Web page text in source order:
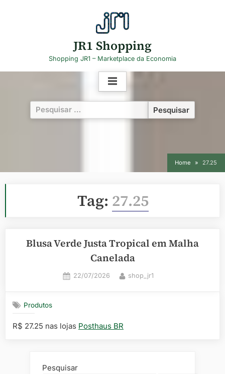
JR1 Shopping
Shopping JR1 – Marketplace da Economia
Pesquisar
por:
Home 27.25
Tag: 27.25
Blusa Verde Justa Tropical em Malha
Canelada
Posted
22/07/2026 By
shop_jr1
Produtos
R$ 27.25 nas lojas Posthaus BR
Pesquisar